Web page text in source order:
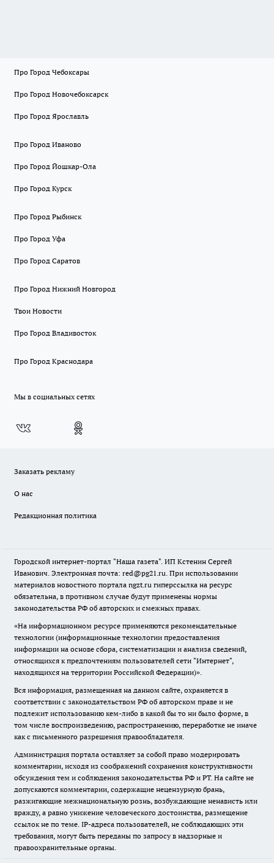
Про Город Чебоксары
Про Город Новочебоксарск
Про Город Ярославль
Про Город Иваново
Про Город Йошкар-Ола
Про Город Курск
Про Город Рыбинск
Про Город Уфа
Про Город Саратов
Про Город Нижний Новгород
Твои Новости
Про Город Владивосток
Про Город Краснодара
Мы в социальных сетях
Заказать рекламу
О нас
Редакционная политика
Городской интернет-портал "Наша газета". ИП Кстенин Сергей
Иванович. Электронная почта: red@pg21.ru. При использовании
материалов новостного портала ngzt.ru гиперссылка на ресурс
обязательна, в противном случае будут применены нормы
законодательства РФ об авторских и смежных правах.
«На информационном ресурсе применяются рекомендательные
технологии (информационные технологии предоставления
информации на основе сбора, систематизации и анализа сведений,
относящихся к предпочтениям пользователей сети "Интернет",
находящихся на территории Российской Федерации)».
Вся информация, размещенная на данном сайте, охраняется в
соответствии с законодательством РФ об авторском праве и не
подлежит использованию кем-либо в какой бы то ни было форме, в
том числе воспроизведению, распространению, переработке не иначе
как с письменного разрешения правообладателя.
Администрация портала оставляет за собой право модерировать
комментарии, исходя из соображений сохранения конструктивности
обсуждения тем и соблюдения законодательства РФ и РТ. На сайте не
допускаются комментарии, содержащие нецензурную брань,
разжигающие межнациональную рознь, возбуждающие ненависть или
вражду, а равно унижение человеческого достоинства, размещение
ссылок не по теме. IP-адреса пользователей, не соблюдающих эти
требования, могут быть переданы по запросу в надзорные и
правоохранительные органы.